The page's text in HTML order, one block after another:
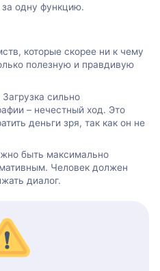
за одну функцию.
которые скорее ни к чему
полезную и правдивую
сильно
– нечестный ход. Это
деньги зря, так как он не
быть максимально
Человек должен
диалог.